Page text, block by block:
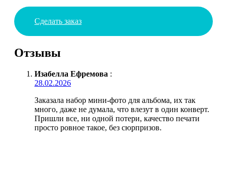
Сделать заказ
Отзывы
Изабелла Ефремова :
28.02.2026
Заказала набор мини-фото для альбома, их так
много, даже не думала, что влезут в один конверт.
Пришли все, ни одной потери, качество печати
просто ровное такое, без сюрпризов.